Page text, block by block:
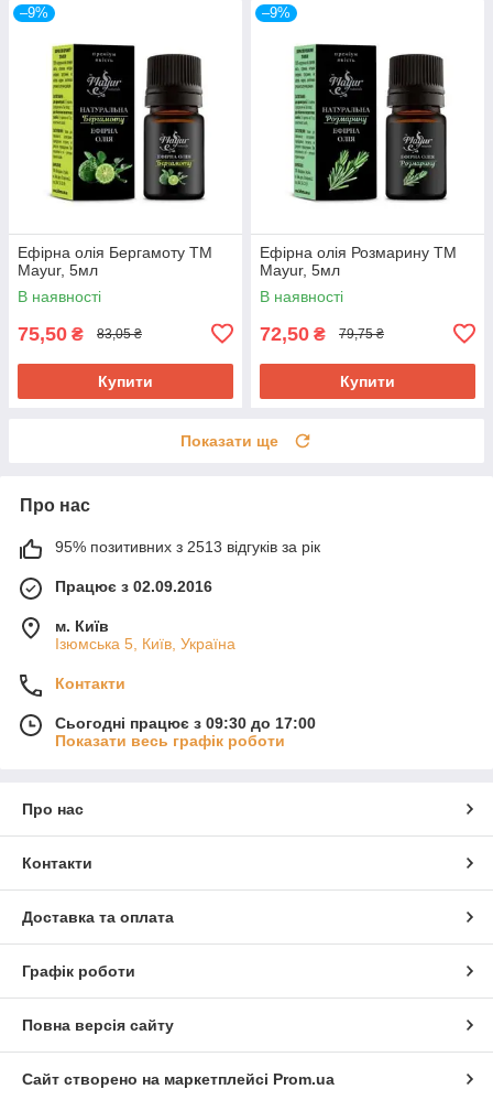
–9%
Ефірна олія Бергамоту ТМ
Mayur, 5мл
В наявності
75,50 ₴ 83,05 ₴
Купити
–9%
Ефірна олія Розмарину ТМ
Mayur, 5мл
В наявності
72,50 ₴ 79,75 ₴
Купити
Показати ще
Про нас
95% позитивних з 2513 відгуків за рік
Працює з 02.09.2016
м. Київ
Ізюмська 5, Київ, Україна
Контакти
Сьогодні працює з 09:30 до 17:00
Показати весь графік роботи
Про нас
Контакти
Доставка та оплата
Графік роботи
Повна версія сайту
Сайт створено на маркетплейсі Prom.ua